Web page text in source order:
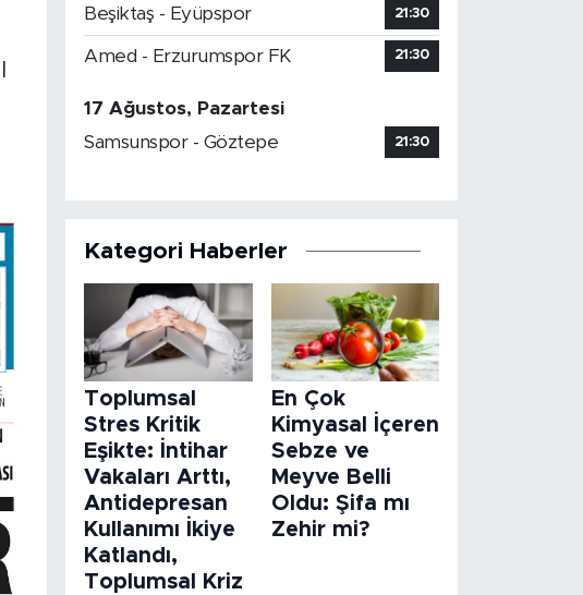
Beşiktaş - Eyüpspor 21:30
Amed - Erzurumspor FK 21:30
17 Ağustos, Pazartesi
Samsunspor - Göztepe
21:30
Kategori Haberler
Toplumsal
Stres Kritik
Eşikte: İntihar
Vakaları Arttı,
Antidepresan
Kullanımı İkiye
Katlandı,
Toplumsal Kriz
En Çok
Kimyasal İçeren
Sebze ve
Meyve Belli
Oldu: Şifa mı
Zehir mi?